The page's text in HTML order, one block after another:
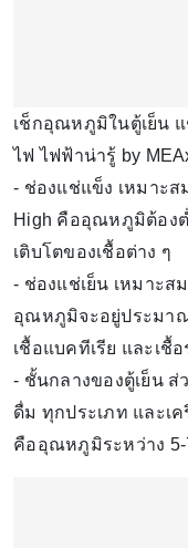
เช็กอุณหภูมิในตู้เย็น
ไฟ ไฟฟ้าน่ารู้ by
- ช่องแช่แข็ง เหมาะ
High คืออุณหภูมิต้องต่
เติบโตของเชื้อต่าง ๆ
- ช่องแช่เย็น เหมาะส
อุณหภูมิจะอยู่ประมาณ
เชื้อแบคทีเรีย และเชื้อ
- ชั้นกลางของตู้เย็น ส่
ดื่ม ทุกประเภท และเค
คืออุณหภูมิระหว่าง 5-